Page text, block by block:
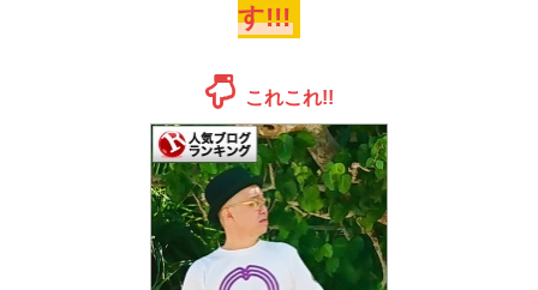
す!!!
これこれ!!